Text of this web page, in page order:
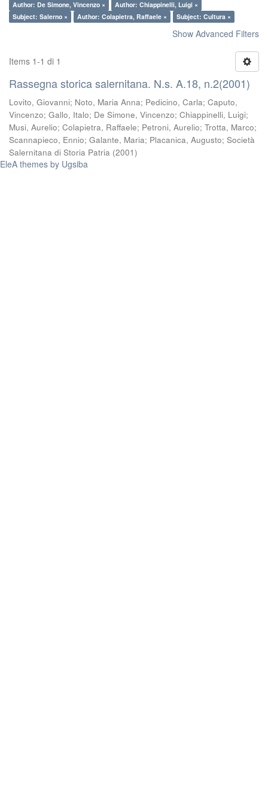
Author: De Simone, Vincenzo ×
Author: Chiappinelli, Luigi ×
Subject: Salerno ×
Author: Colapietra, Raffaele × Subject: Cultura ×
Show Advanced Filters
Items 1-1 di 1
Rassegna storica salernitana. N.s. A.18, n.2(2001)
Lovito, Giovanni; Noto, Maria Anna; Pedicino, Carla; Caputo,
Vincenzo; Gallo, Italo; De Simone, Vincenzo; Chiappinelli, Luigi;
Musi, Aurelio; Colapietra, Raffaele; Petroni, Aurelio; Trotta, Marco;
Scannapieco, Ennio; Galante, Maria; Placanica, Augusto; Società
Salernitana di Storia Patria (2001)
EleA themes by Ugsiba